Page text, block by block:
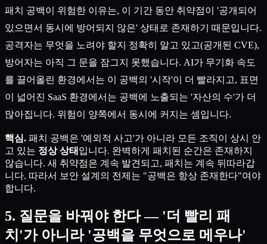
패치 공백이 위험한 이유는, 이 기간 동안 취약점이 '공개되어
있으면서 동시에 방어되지 않은' 상태로 존재하기 때문입니다.
공격자는 무엇을 노려야 할지 정확히 알고 있고(공개된 CVE),
방어자는 아직 그 문을 잠그지 못했습니다. AI가 무기화 속도
를 끌어올린 환경에서는 이 공백의 '시작'이 더 빨라지고, 표면
이 넓어진 SaaS 환경에서는 공백에 노출되는 '자산의 수'가 더
많아집니다. 위험이 양쪽에서 동시에 커지는 셈입니다.
핵심. 패치 공백은 '예외적 사고'가 아니라 모든 조직이 상시 안
고 있는 정상 상태 입니다. 완벽하게 패치된 순간은 존재하지
않습니다. 새 취약점은 계속 발견되고, 패치는 계속 뒤따라갑
니다. 따라서 보안 설계의 전제는 "공백은 항상 존재한다"여야
합니다.
5. 질문을 바꿔야 한다 — '더 빨리 패
치'가 아니라 '공백을 무엇으로 메우나'